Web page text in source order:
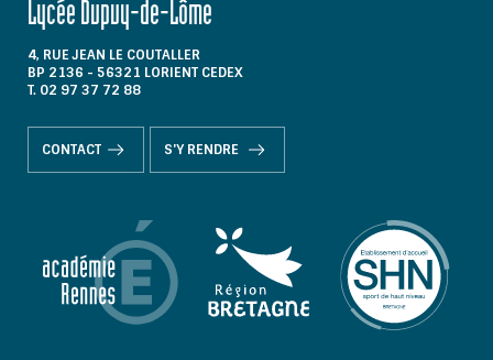
Lycée Dupuy-de-Lôme
4, RUE JEAN LE COUTALLER
BP 2136 - 56321 LORIENT CEDEX
T. 02 97 37 72 88
CONTACT S'Y RENDRE